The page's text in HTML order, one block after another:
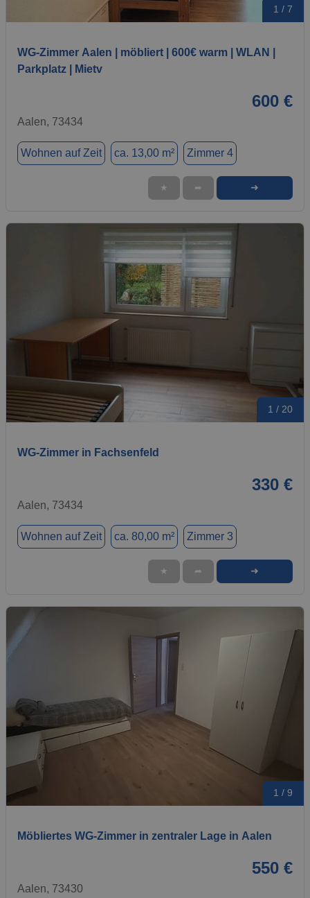
1 / 7
WG-Zimmer Aalen | möbliert | 600€ warm | WLAN |
Parkplatz | Mietv
600 €
Aalen, 73434
Wohnen auf Zeit ca. 13,00 m² Zimmer 4
★ ➦ ➜
1 / 20
WG-Zimmer in Fachsenfeld
330 €
Aalen, 73434
Wohnen auf Zeit ca. 80,00 m² Zimmer 3
★ ➦ ➜
1 / 9
Möbliertes WG-Zimmer in zentraler Lage in Aalen
550 €
Aalen, 73430